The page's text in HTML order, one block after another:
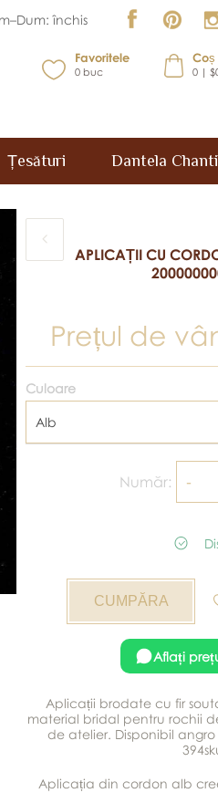
închis
Favoritele
0 buc
Coș
0 |
Țesături Dantela
APLICAȚII CU
Prețul de
Culoare
Alb
Număr:
Aflați
Aplicații brodate cu fir
material bridal pentru rochii
de atelier. Disponibil angro
Aplicația din cordon alb